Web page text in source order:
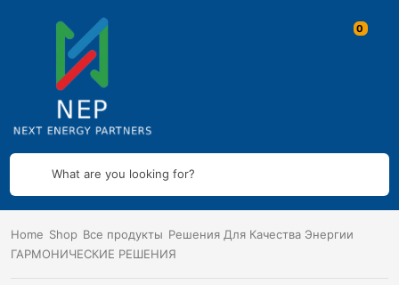
What are you looking for?
Home Shop Все продукты Решения Для Качества Энергии
ГАРМОНИЧЕСКИЕ РЕШЕНИЯ